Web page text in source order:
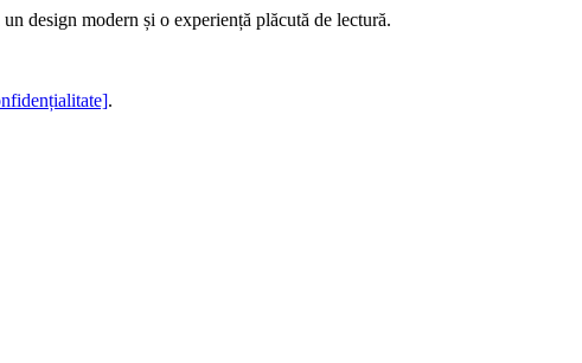
design modern și o experiență plăcută de lectură.
.